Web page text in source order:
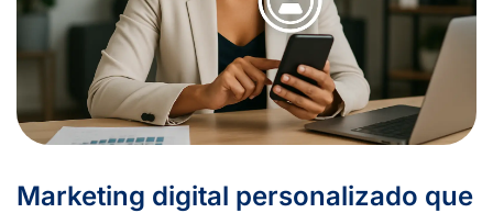
Marketing digital personalizado que